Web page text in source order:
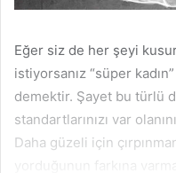
Eğer siz de her şeyi
istiyorsanız “süper
demektir. Şayet bu türlü
standartlarınızı var
Daha güzeli için